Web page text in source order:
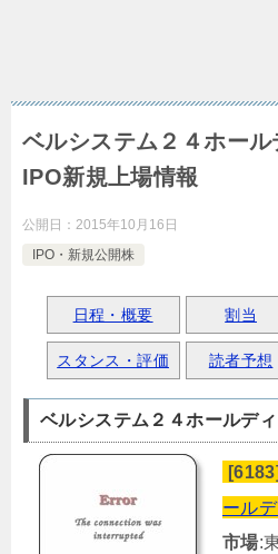
ベルシステム２４ホー
IPO新規上場情報
公開日： 2015年10月16日
IPO・新規公開株
日程・概要 割当
スタンス・評価 読者予想
ベルシステム２４ホールデ
[6183]
ール
市場: